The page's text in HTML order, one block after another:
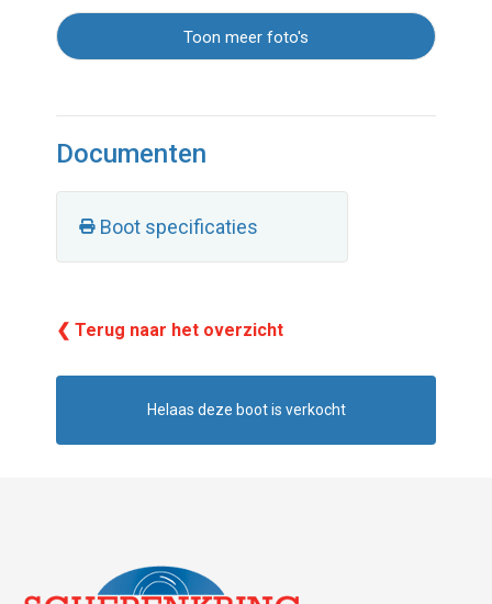
Toon meer foto's
Documenten
Boot specificaties
❮ Terug naar het overzicht
Helaas deze boot is verkocht